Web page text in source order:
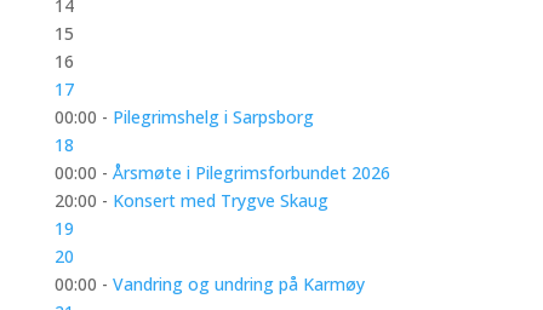
14
15
16
17
00:00 - Pilegrimshelg i Sarpsborg
18
00:00 - Årsmøte i Pilegrimsforbundet 2026
20:00 - Konsert med Trygve Skaug
19
20
00:00 - Vandring og undring på Karmøy